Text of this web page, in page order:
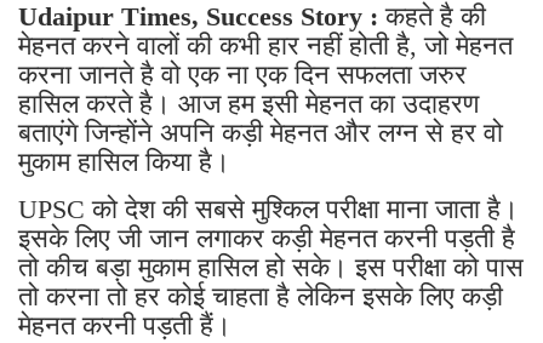
Udaipur Times, Success Story : कहते है की
मेहनत करने वालों की कभी हार नहीं होती है, जो मेहनत
करना जानते है वो एक ना एक दिन सफलता जरुर
हासिल करते है। आज हम इसी मेहनत का उदाहरण
बताएंगे जिन्होंने अपनि कड़ी मेहनत और लग्न से हर वो
मुकाम हासिल किया है।
UPSC को देश की सबसे मुश्किल परीक्षा माना जाता है।
इसके लिए जी जान लगाकर कड़ी मेहनत करनी पड़ती है
तो कीच बड़ा मुकाम हासिल हो सके। इस परीक्षा को पास
तो करना तो हर कोई चाहता है लेकिन इसके लिए कड़ी
मेहनत करनी पड़ती हैं।